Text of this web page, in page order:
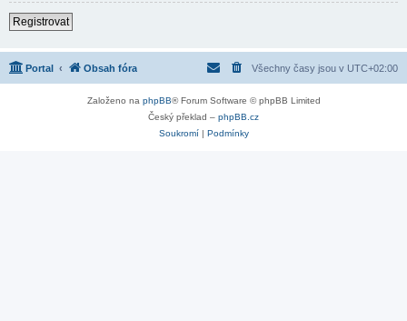
Registrovat
Portal Obsah fóra Všechny časy jsou v UTC+02:00
Založeno na phpBB® Forum Software © phpBB Limited
Český překlad – phpBB.cz
Soukromí| Podmínky